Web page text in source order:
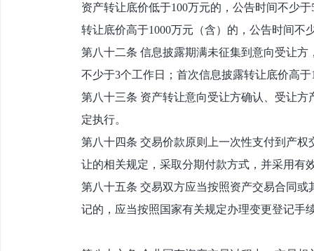
资产转让底价低于100万元的，公告时间不少
转让底价高于1000万元（含）的，公告时间不
第八十二条 信息披露期满未征集到意向受让
不少于3个工作日；首次信息披露转让底价高
第八十三条 资产转让意向受让方确认、受让
定执行。
第八十四条 交易价款原则上一次性支付到产
让的相关规定，采取分期付款方式，并采用有
第八十五条 交易双方应当按照资产交易合同
记的，应当按照国家有关规定办理变更登记手